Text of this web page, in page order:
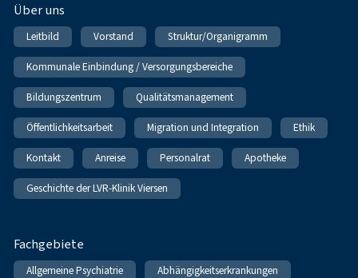
Über uns
Leitbild Vorstand Struktur/Organigramm
Kommunale Einbindung / Versorgungsbereiche
Bildungszentrum Qualitätsmanagement
Öffentlichkeitsarbeit Migration und Integration Ethik
Kontakt Anreise Personalrat Apotheke
Geschichte der LVR-Klinik Viersen
Fachgebiete
Allgemeine Psychiatrie Abhängigkeitserkrankungen